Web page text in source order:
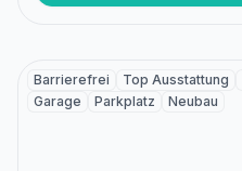
Barrierefrei Top Ausstattung
Garage
Parkplatz Neubau